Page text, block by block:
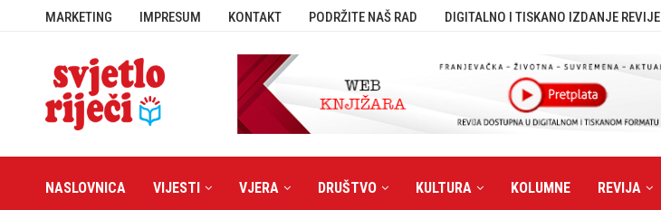
MARKETING IMPRESUM KONTAKT PODRŽITE NAŠ RAD DIGITALNO I TISKANO IZDANJE REVIJE
NASLOVNICA VIJESTI VJERA DRUŠTVO KULTURA KOLUMNE REVIJA